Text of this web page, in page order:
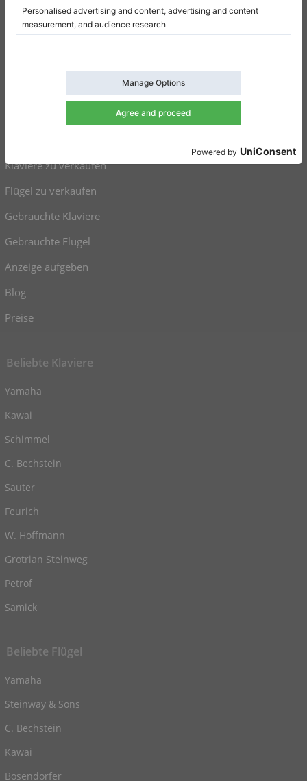
Referenz hinterlassen
Resümee
Klaviere zu verkaufen
Flügel zu verkaufen
Gebrauchte Klaviere
Gebrauchte Flügel
Anzeige aufgeben
Blog
Preise
Beliebte Klaviere
Yamaha
Kawai
Schimmel
C. Bechstein
Sauter
Feurich
W. Hoffmann
Grotrian Steinweg
Petrof
Samick
Beliebte Flügel
Yamaha
Steinway & Sons
C. Bechstein
Kawai
Bosendorfer